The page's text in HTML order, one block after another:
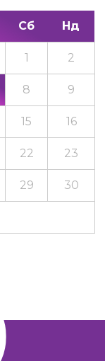
Сб Нд
1 2
8 9
15 16
22 23
29 30